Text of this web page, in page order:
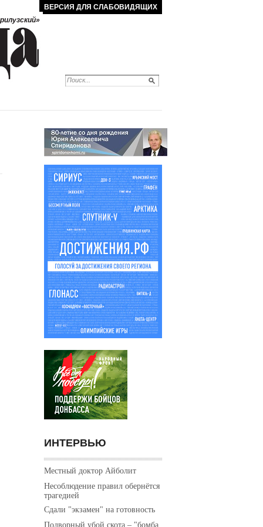
ВЕРСИЯ ДЛЯ СЛАБОВИДЯЩИХ
ИНТЕРВЬЮ
Местный доктор Айболит
Несоблюдение правил обернётся
трагедией
Сдали "экзамен" на готовность
Подворный убой скота – "бомба